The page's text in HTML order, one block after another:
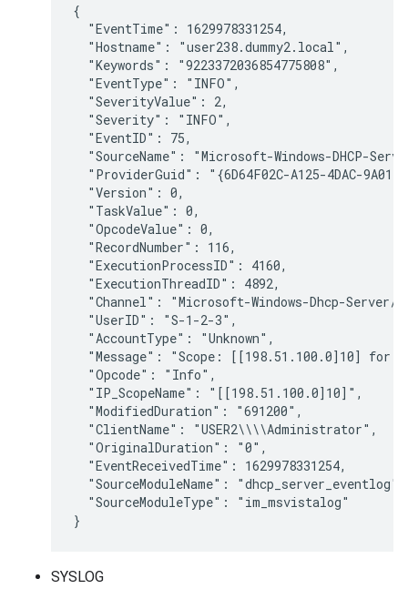
{
  "EventTime": 1629978331254,
  "Hostname": "user238.dummy2.local",
  "Keywords": "9223372036854775808",
  "EventType": "INFO",
  "SeverityValue": 2,
  "Severity": "INFO",
  "EventID": 75,
"SourceName": "Microsoft-Windows-DHCP-
"ProviderGuid": "{6D64F02C-A125-4DAC-9A01-
  "Version": 0,
  "TaskValue": 0,
  "OpcodeValue": 0,
  "RecordNumber": 116,
  "ExecutionProcessID": 4160,
  "ExecutionThreadID": 4892,
"Channel": "Microsoft-Windows-Dhcp-Server/
  "UserID": "S-1-2-3",
  "AccountType": "Unknown",
"Message": "Scope: [[198.51.100.0]10] for
  "Opcode": "Info",
  "IP_ScopeName": "[[198.51.100.0]10]",
  "ModifiedDuration": "691200",
  "ClientName": "USER2\\\\Administrator",
  "OriginalDuration": "0",
  "EventReceivedTime": 1629978331254,
  "SourceModuleName": "dhcp_server_eventlog",
  "SourceModuleType": "im_msvistalog"
SYSLOG